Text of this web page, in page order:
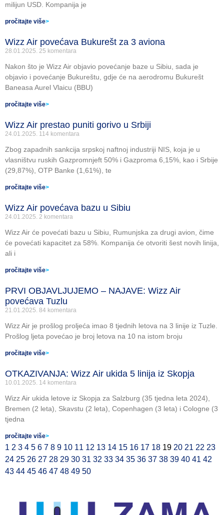
milijun USD. Kompanija je
pročitajte više>
Wizz Air povećava Bukurešt za 3 aviona
28.01.2025. 25 komentara
Nakon što je Wizz Air objavio povećanje baze u Sibiu, sada je
objavio i povećanje Bukureštu, gdje će na aerodromu Bukurešt
Baneasa Aurel Vlaicu (BBU)
pročitajte više>
Wizz Air prestao puniti gorivo u Srbiji
24.01.2025. 114 komentara
Zbog zapadnih sankcija srpskoj naftnoj industriji NIS, koja je u
vlasništvu ruskih Gazpromnjeft 50% i Gazproma 6,15%, kao i Srbije
(29,87%), OTP Banke (1,61%), te
pročitajte više>
Wizz Air povećava bazu u Sibiu
24.01.2025. 2 komentara
Wizz Air će povećati bazu u Sibiu, Rumunjska za drugi avion, čime
će povećati kapacitet za 58%. Kompanija će otvoriti šest novih linija,
ali i
pročitajte više>
PRVI OBJAVLJUJEMO – NAJAVE: Wizz Air
povećava Tuzlu
21.01.2025. 84 komentara
Wizz Air je prošlog proljeća imao 8 tjednih letova na 3 linije iz Tuzle.
Prošlog ljeta povećao je broj letova na 10 na istom broju
pročitajte više>
OTKAZIVANJA: Wizz Air ukida 5 linija iz Skopja
10.01.2025. 14 komentara
Wizz Air ukida letove iz Skopja za Salzburg (35 tjedna leta 2024),
Bremen (2 leta), Skavstu (2 leta), Copenhagen (3 leta) i Cologne (3
tjedna
pročitajte više>
1 2 3 4 5 6 7 8 9 10 11 12 13 14 15 16 17 18 19 20 21 22 23
24 25 26 27 28 29 30 31 32 33 34 35 36 37 38 39 40 41 42
43 44 45 46 47 48 49 50